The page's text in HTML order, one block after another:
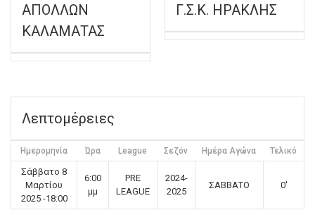
ΑΠΟΛΛΩΝ
ΚΑΛΑΜΑΤΑΣ
Γ.Σ.Κ. ΗΡΑΚΛΗΣ
Λεπτομέρειες
Ημερομηνία Ώρα League Σεζόν Ημέρα Αγώνα Τελικό
Σάββατο 8
Μαρτίου
2025 -18:00
6:00
μμ
PRE
LEAGUE
2024-
2025
ΣΑΒΒΑΤΟ 0'